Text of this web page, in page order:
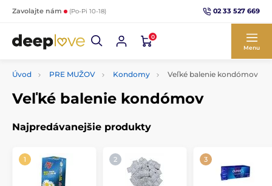
Zavolajte nám (Po-Pi 10-18) 02 33 527 669
0
Menu
Úvod PRE MUŽOV Kondomy Veľké balenie kondómov
Veľké balenie kondómov
Najpredávanejšie produkty